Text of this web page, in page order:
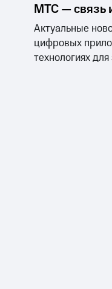
МТС — связь
Актуальные
цифровых
технологиях